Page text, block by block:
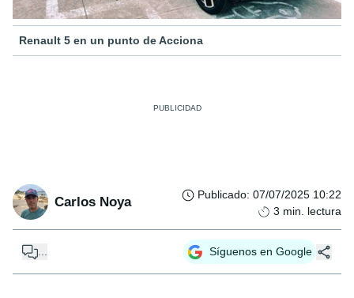
Renault 5 en un punto de Acciona
Carlos Noya Publicado: 07/07/2025 10:22
3 min. lectura
... Síguenos en Google